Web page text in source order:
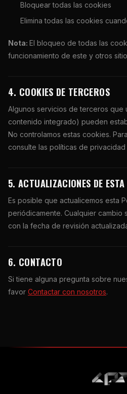
Bloquear todas las cookies
Elimina todas las cookies
Nota: El bloqueo de todas las
funcionamiento de este y otros
4. COOKIES DE TERCEROS
Algunos servicios de terceros que
contenido integrado) pueden
No controlamos estas cookies.
consulte las políticas de
5. ACTUALIZACIONES DE
Es posible que actualicemos esta
periódicamente. Cualquier cambio
con la fecha de revisión
6. CONTACTO
Si tiene alguna pregunta sobre
favor Contactar con nosotros.